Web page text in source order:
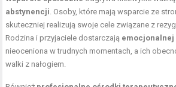
abstynencji . Osoby, które mają wsparcie ze
skuteczniej realizują swoje cele związane z
Rodzina i przyjaciele dostarczają emocjonalnej
nieoceniona w trudnych momentach, a ich
walki z nałogiem.